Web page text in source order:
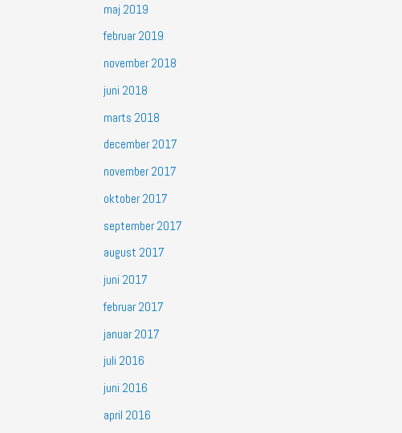
maj 2019
februar 2019
november 2018
juni 2018
marts 2018
december 2017
november 2017
oktober 2017
september 2017
august 2017
juni 2017
februar 2017
januar 2017
juli 2016
juni 2016
april 2016